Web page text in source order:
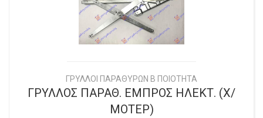
ΓΡΥΛΛΟΙ ΠΑΡΑΘΥΡΩΝ Β ΠΟΙΟΤΗΤΑ
ΓΡΥΛΛΟΣ ΠΑΡΑΘ. ΕΜΠΡΟΣ ΗΛΕΚΤ. (Χ/
ΜΟΤΕΡ)